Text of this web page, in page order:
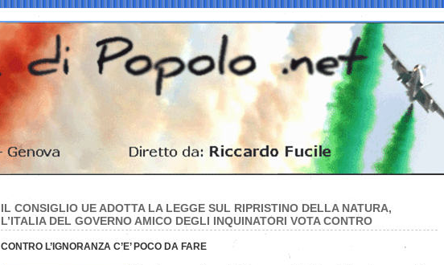
IL CONSIGLIO UE ADOTTA LA LEGGE SUL RIPRISTINO DELLA NATURA,
L’ITALIA DEL GOVERNO AMICO DEGLI INQUINATORI VOTA CONTRO
CONTRO L’IGNORANZA C’E’ POCO DA FARE